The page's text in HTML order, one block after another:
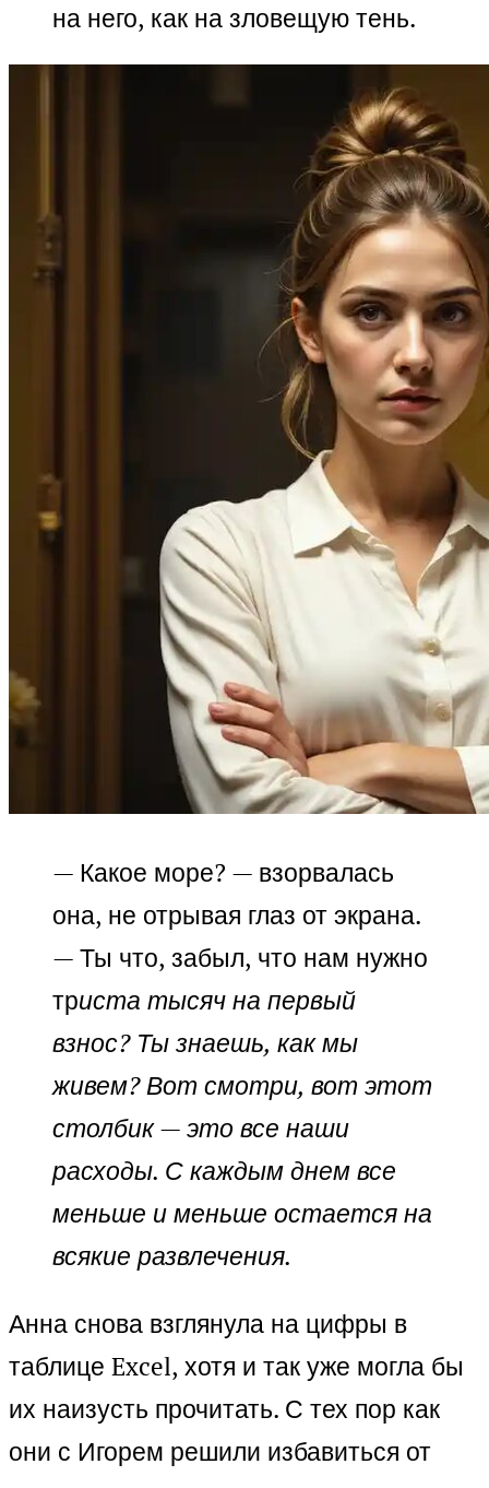
на него, как на зловещую тень.
— Какое море? — взорвалась
она, не отрывая глаз от экрана.
— Ты что, забыл, что нам нужно
триста тысяч на первый
взнос? Ты знаешь, как мы
живем? Вот смотри, вот этот
столбик — это все наши
расходы. С каждым днем все
меньше и меньше остается на
всякие развлечения.
Анна снова взглянула на цифры в
таблице Excel, хотя и так уже могла бы
их наизусть прочитать. С тех пор как
они с Игорем решили избавиться от